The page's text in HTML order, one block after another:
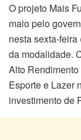
O projeto Mais
maio pelo
nesta sexta-
da modalidade.
Alto
Esporte e Lazer
investimento de